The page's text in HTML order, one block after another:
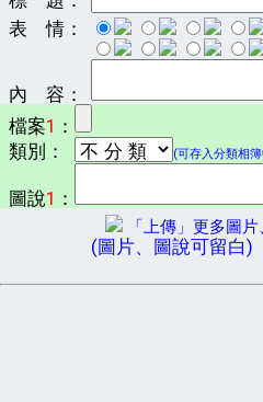
表 情：
內 容：
檔案1 ：
類別：
(可存入分類相
圖說1 ：
「上傳」更多圖片
(圖片、圖說可留白)